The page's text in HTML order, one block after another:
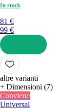
In stock
81 €
99 €
AGGIUNGI
altre varianti
+ Dimensioni (7)
Conviene
Universal